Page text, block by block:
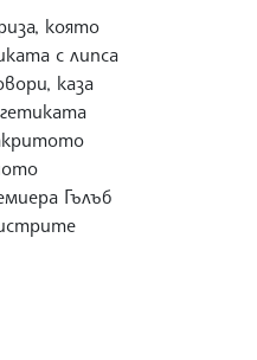
която
с липса
каза
Гълъб